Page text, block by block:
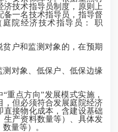
技术指导员制度，原则上
备一名技术指导员，指导督
院经济技术指导员： 职
户和监测对象的，在预期
对象、低保户、低保边缘
点方向”发展模式实施，
，但必须符合发展庭院经济
直接物化成本，含建设基础
生产资料数量等）、具体发
量等）。